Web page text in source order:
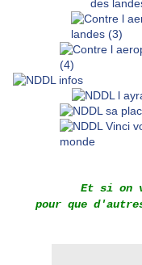
Et si on
pour que